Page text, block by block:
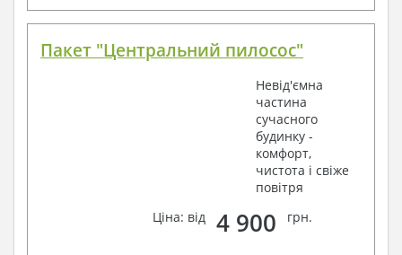
Пакет "Центральний пилосос"
Невід'ємна
частина
сучасного
будинку -
комфорт,
чистота і свіже
повітря
Ціна: від
4 900 грн.